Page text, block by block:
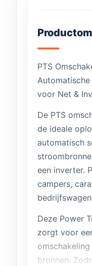
PTS
voor Net &
De PTS
de ideale
automatisch
een inverter.
campers,
Deze Power
zorgt voor
bronnen.